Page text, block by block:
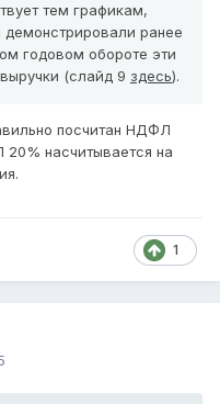
тем графикам,
демонстрировали ранее
годовом обороте эти
(слайд 9 здесь).
посчитан НДФЛ
насчитывается на
1